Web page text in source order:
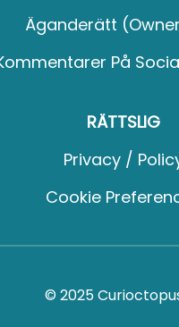
Äganderätt
På
RÄTTSLIG
Privacy /
Cookie
© 2025